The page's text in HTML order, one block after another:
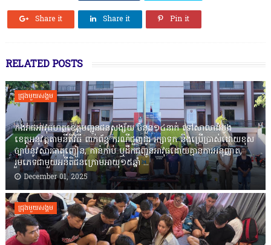
Share it Share it Pin it
RELATED POSTS
ជ្រុងមួយសង្គម
កងរាជឣាវុធហត្ថខេត្តបញ្ជូនជនសង្ស័យ ចំនួន១៤នាក់ ទៅសាលាដំបូង
ខេត្តឣនុវត្តតាមនីតិវិធី ពាក់ព័ន្ធ ករណីជួញដូរ រក្សាទុក និងប្រើប្រាស់ដោយខុស
ច្បាប់នូវសារធាតុញៀន, កាន់កាប់ ឬដឹកជញ្ជូនអាវុធដោយគ្មានការអនុញ្ញាត,
រួមភេទជាមួយអនីតិជនក្រោមអាយុ១៥ឆ្នាំ ...
December 01, 2025
ជ្រុងមួយសង្គម